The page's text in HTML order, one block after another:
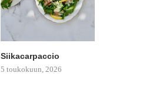
Siikacarpaccio
5 toukokuun, 2026